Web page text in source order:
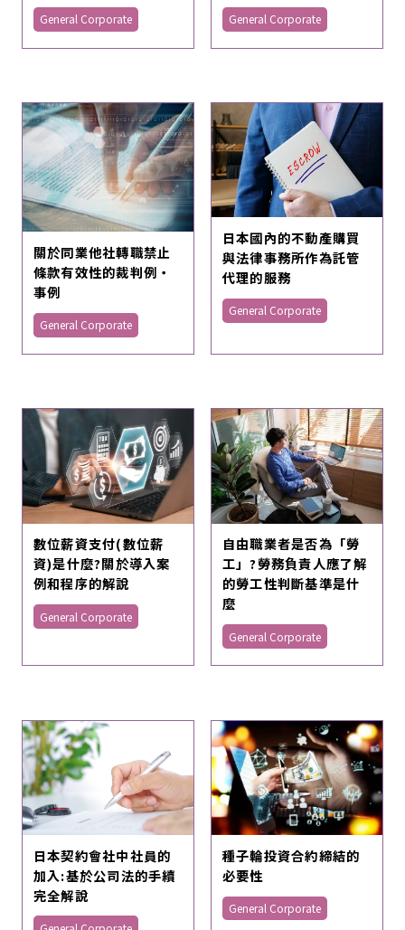
General Corporate General Corporate
關於同業他社轉職禁止
條款有效性的裁判例・
事例
General Corporate
日本國內的不動產購買
與法律事務所作為託管
代理的服務
General Corporate
數位薪資支付(數位薪
資)是什麼?關於導入案
例和程序的解說
General Corporate
自由職業者是否為「勞
工」?勞務負責人應了解
的勞工性判斷基準是什
麼
General Corporate
日本契約會社中社員的
加入:基於公司法的手續
完全解說
種子輪投資合約締結的
必要性
General Corporate